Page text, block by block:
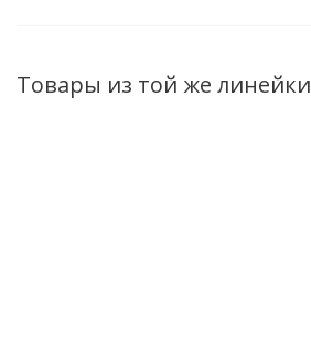
Товары из той же линейки